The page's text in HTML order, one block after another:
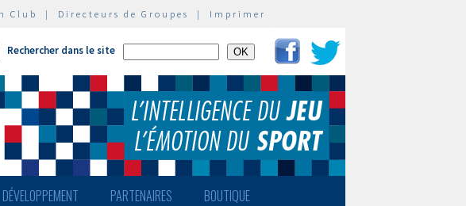
Club | Directeurs de Groupes | Imprimer
Rechercher dans le site
DÉVELOPPEMENT PARTENAIRES BOUTIQUE